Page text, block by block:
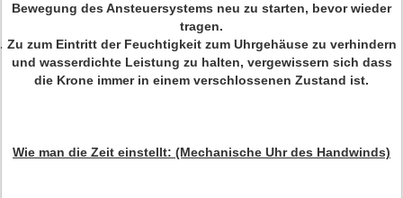
Bewegung des Ansteuersystems neu zu starten, bevor wieder
tragen.
Zu zum Eintritt der Feuchtigkeit zum Uhrgehäuse zu verhindern
und wasserdichte Leistung zu halten, vergewissern sich dass
die Krone immer in einem verschlossenen Zustand ist.
Wie man die Zeit einstellt: (Mechanische Uhr des Handwinds)